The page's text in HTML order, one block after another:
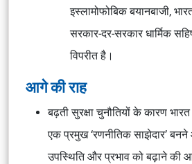
इस्लामोफोबिक बयानबाजी,
सरकार-दर-सरकार धार्मिक
विपरीत है।
आगे की राह
बढ़ती सुरक्षा चुनौतियों के कारण
एक प्रमुख ‘रणनीतिक साझेदार’ बनने
उपस्थिति और प्रभाव को बढ़ाने की